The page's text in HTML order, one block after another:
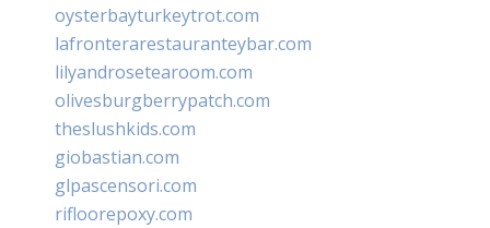
oysterbayturkeytrot.com
lafronterarestauranteybar.com
lilyandrosetearoom.com
olivesburgberrypatch.com
theslushkids.com
giobastian.com
glpascensori.com
rifloorepoxy.com